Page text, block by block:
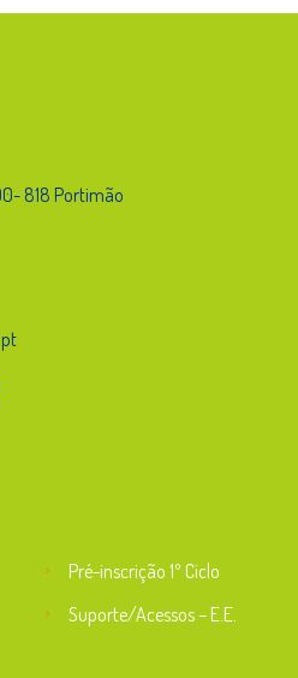
818 Portimão
Pré-inscrição 1º Ciclo
Suporte/Acessos – E.E.